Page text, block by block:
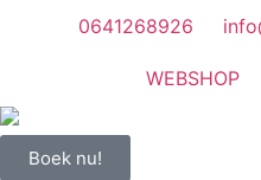
0641268926
WEBSHOP
Boek nu!